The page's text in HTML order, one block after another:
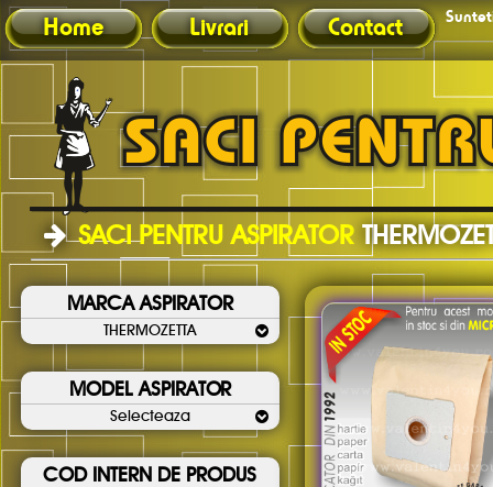
Home Livrari Contact
SACI PENTRU ASPIRATOR
MARCA ASPIRATOR
THERMOZETTA
MODEL ASPIRATOR
Selecteaza
COD INTERN DE PRODUS